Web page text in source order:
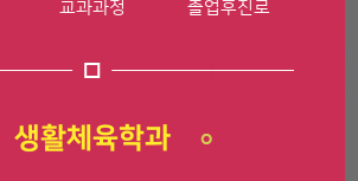
교과과정 졸업후진로
생활체육학과